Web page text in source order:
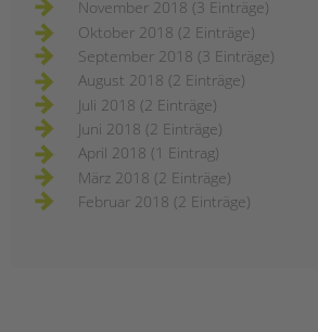
November 2018 (3 Einträge)
Oktober 2018 (2 Einträge)
September 2018 (3 Einträge)
August 2018 (2 Einträge)
Juli 2018 (2 Einträge)
Juni 2018 (2 Einträge)
April 2018 (1 Eintrag)
März 2018 (2 Einträge)
Februar 2018 (2 Einträge)